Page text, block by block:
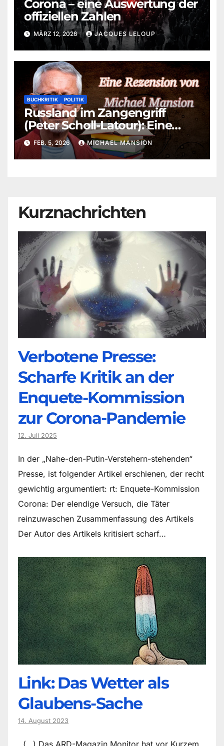
Corona – eine Auswertung der
offiziellen Zahlen
MÄRZ 12, 2026 JACQUES LELOUP
BUCHKRITIK POLITIK
Russland im Zangengriff
(Peter Scholl-Latour): Eine
aktuelle Betrachtung von
Michael Mansion
FEB. 5, 2026 MICHAEL MANSION
Kurznachrichten
Verbotene Presse:
Scharfe Kritik an der
Enquete-Kommission
zur Corona-Pandemie
12. Juli 2025
In der „Nahe-den-Putin-Verstehern-stehenden“
Presse, ist folgender Artikel erschienen, der recht
gewichtig argumentiert: rt: Enquete-Kommission
Corona: Der elendige Versuch, die Täter
reinzuwaschen Zusammenfassung des Artikels
Der Autor des Artikels kritisiert scharf…
Link: Das Wetter als
Glaubens-Sache
14. August 2023